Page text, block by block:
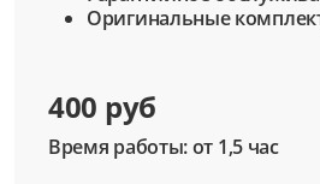
Оригинальные
400 руб
Время работы: от 1,5 час